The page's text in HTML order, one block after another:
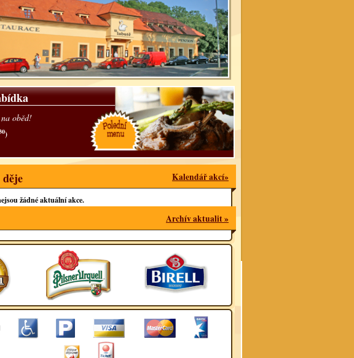
oběd!
)
děje Kalendář akcí»
žádné aktuální akce.
Archív aktualit »